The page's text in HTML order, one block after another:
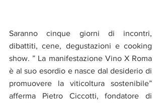
Saranno cinque giorni di incontri,
dibattiti, cene, degustazioni e cooking
show. ” La manifestazione Vino X Roma
è al suo esordio e nasce dal desiderio di
promuovere la viticoltura sostenibile”
afferma Pietro Ciccotti, fondatore di